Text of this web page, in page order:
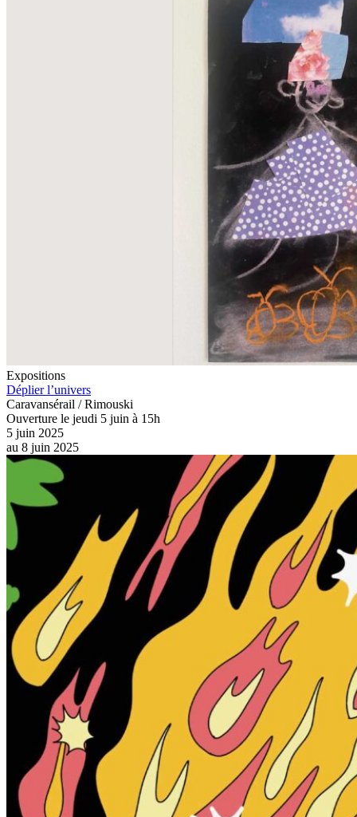
Expositions
Déplier l’univers
Caravansérail / Rimouski
Ouverture le jeudi 5 juin à 15h
5 juin 2025
au 8 juin 2025